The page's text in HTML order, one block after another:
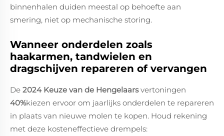
binnenhalen duiden meestal op behoefte aan
smering, niet op mechanische storing.
Wanneer onderdelen zoals
haakarmen, tandwielen en
dragschijven repareren of vervangen
De 2024 Keuze van de Hengelaarsvertoningen
40%kiezen ervoor om jaarlijks onderdelen te repareren
in plaats van nieuwe molen te kopen. Houd rekening
met deze kosteneffectieve drempels: